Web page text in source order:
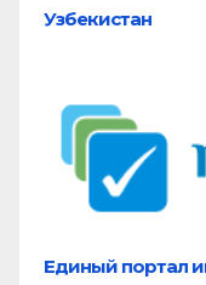
Узбекистан
Единый портал